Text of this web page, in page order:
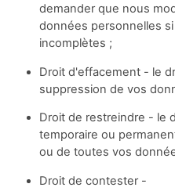
demander que nous
données personnelles
incomplètes ;
Droit d'effacement - le
suppression de vos
Droit de restreindre - le
temporaire ou
ou de toutes vos
Droit de contester -